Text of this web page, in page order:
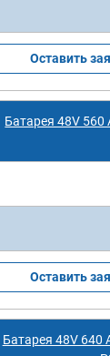
Оставить
Батарея 48V 560
Оставить
Батарея 48V 640